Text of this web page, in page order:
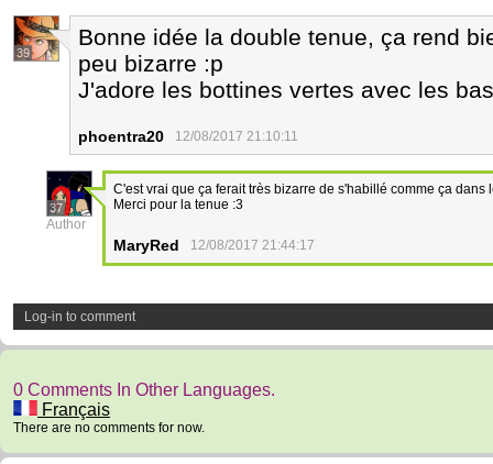
39
Bonne idée la double tenue, ça rend
peu bizarre :p
J'adore les bottines vertes avec les
phoentra20 12/08/2017 21:10:11
37
Author
C'est vrai que ça ferait très bizarre de s'habillé comme ça dans
Merci pour la tenue :3
MaryRed 12/08/2017 21:44:17
Log-in to comment
0 Comments In Other Languages.
Français
There are no comments for now.